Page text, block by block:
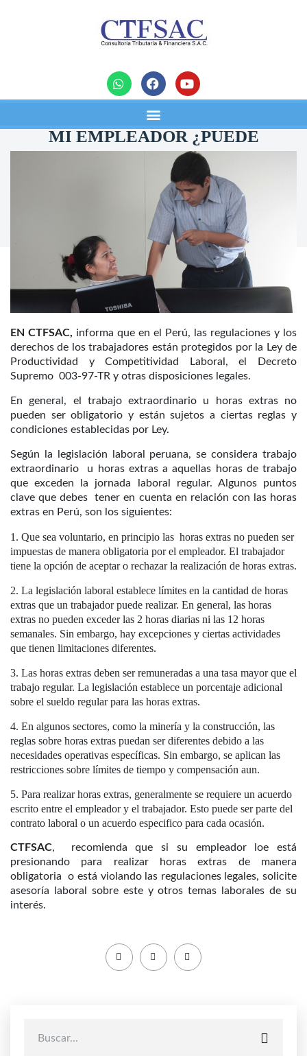
noticias
MI EMPLEADOR ¿PUEDE
OBLIGARME A REALIZAR
HORAS EXTRAS?
06/09/2023
EN CTFSAC, informa que en el Perú, las regulaciones y los
derechos de los trabajadores están protegidos por la Ley de
Productividad y Competitividad Laboral, el Decreto
Supremo 003-97-TR y otras disposiciones legales.
En general, el trabajo extraordinario u horas extras no
pueden ser obligatorio y están sujetos a ciertas reglas y
condiciones establecidas por Ley.
Según la legislación laboral peruana, se considera trabajo
extraordinario u horas extras a aquellas horas de trabajo
que exceden la jornada laboral regular. Algunos puntos
clave que debes tener en cuenta en relación con las horas
extras en Perú, son los siguientes:
Que sea voluntario, en principio las horas extras no pueden ser
impuestas de manera obligatoria por el empleador. El trabajador
tiene la opción de aceptar o rechazar la realización de horas extras.
La legislación laboral establece límites en la cantidad de horas
extras que un trabajador puede realizar. En general, las horas
extras no pueden exceder las 2 horas diarias ni las 12 horas
semanales. Sin embargo, hay excepciones y ciertas actividades
que tienen limitaciones diferentes.
Las horas extras deben ser remuneradas a una tasa mayor que el
trabajo regular. La legislación establece un porcentaje adicional
sobre el sueldo regular para las horas extras.
En algunos sectores, como la minería y la construcción, las
reglas sobre horas extras puedan ser diferentes debido a las
necesidades operativas específicas. Sin embargo, se aplican las
restricciones sobre límites de tiempo y compensación aun.
Para realizar horas extras, generalmente se requiere un acuerdo
escrito entre el empleador y el trabajador. Esto puede ser parte del
contrato laboral o un acuerdo especifico para cada ocasión.
CTFSAC, recomienda que si su empleador loe está
presionando para realizar horas extras de manera
obligatoria o está violando las regulaciones legales, solicite
asesoría laboral sobre este y otros temas laborales de su
interés.